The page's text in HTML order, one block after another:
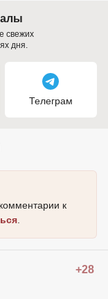
свежих
дня.
Телеграм
к
+28